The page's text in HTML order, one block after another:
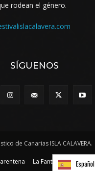
rodean el género.
SÍGUENOS
de Canarias ISLA CALAVERA.
La Fantasía al rescate
Español